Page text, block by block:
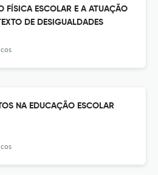
FÍSICA ESCOLAR E A ATUAÇÃO
DE DESIGUALDADES
NA EDUCAÇÃO ESCOLAR